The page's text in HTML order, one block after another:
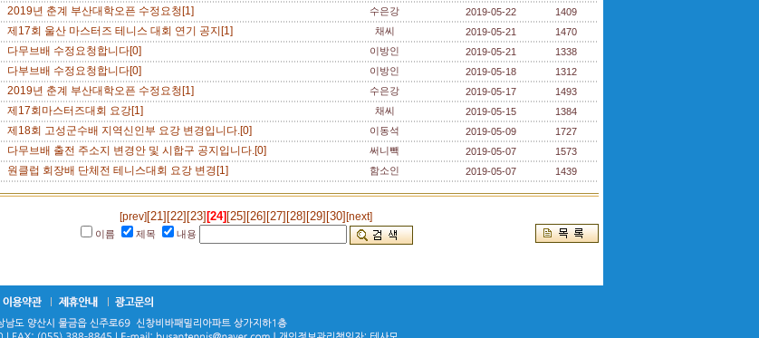
2019년 춘계 부산대학오픈 수정요청[1] 수은강 2019-05-22
1409
제17회 울산 마스터즈 테니스 대회 연기 공지[1] 채씨 2019-05-21
1470
다무브배 수정요청합니다[0] 이방인 2019-05-21
1338
다부브배 수정요청합니다[0] 이방인 2019-05-18
1312
2019년 춘계 부산대학오픈 수정요청[1] 수은강 2019-05-17
1493
제17회마스터즈대회 요강[1] 채씨 2019-05-15
1384
제18회 고성군수배 지역신인부 요강 변경입니다.[0] 이동석 2019-05-09
1727
다무브배 출전 주소지 변경안 및 시합구 공지입니다.[0] 써니빽 2019-05-07
1573
원클럽 회장배 단체전 테니스대회 요강 변경[1] 함소인 2019-05-07 1439
[prev][21] [22] [23] [24] [25] [26] [27] [28] [29] [30] [next]
이름 제목 내용